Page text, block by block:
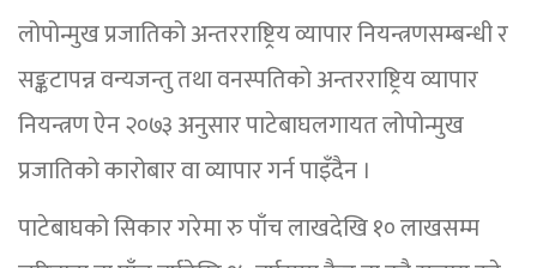
लोपोन्मुख प्रजातिको अन्तरराष्ट्रिय व्यापार नियन्त्रणसम्बन्धी र
सङ्कटापन्न वन्यजन्तु तथा वनस्पतिको अन्तरराष्ट्रिय व्यापार
नियन्त्रण ऐन २०७३ अनुसार पाटेबाघलगायत लोपोन्मुख
प्रजातिको कारोबार वा व्यापार गर्न पाइँदैन ।
पाटेबाघको सिकार गरेमा रु पाँच लाखदेखि १० लाखसम्म